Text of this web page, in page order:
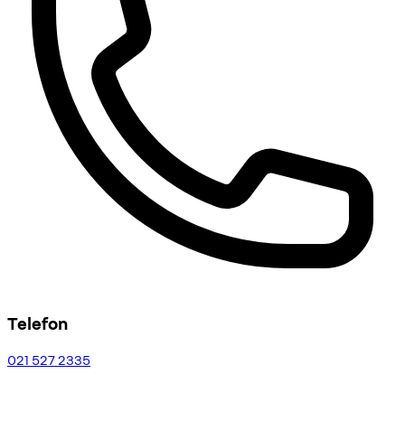
Telefon
021 527 2335